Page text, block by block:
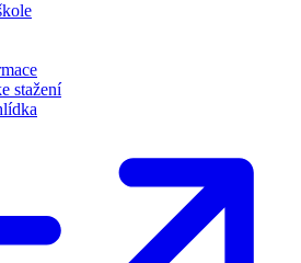
stažení